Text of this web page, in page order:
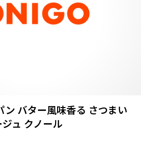
ン バター風味香る さつまい
ュ クノール